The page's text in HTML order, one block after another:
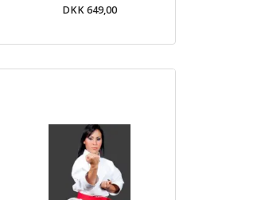
DKK 649,00